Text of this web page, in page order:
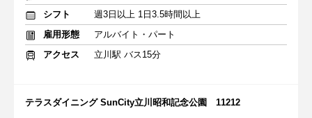
シフト
週3日以上 1日3.5時間以上
雇用形態
アルバイト・パート
アクセス
立川駅 バス15分
テラスダイニング SunCity立川昭和記念公園 11212